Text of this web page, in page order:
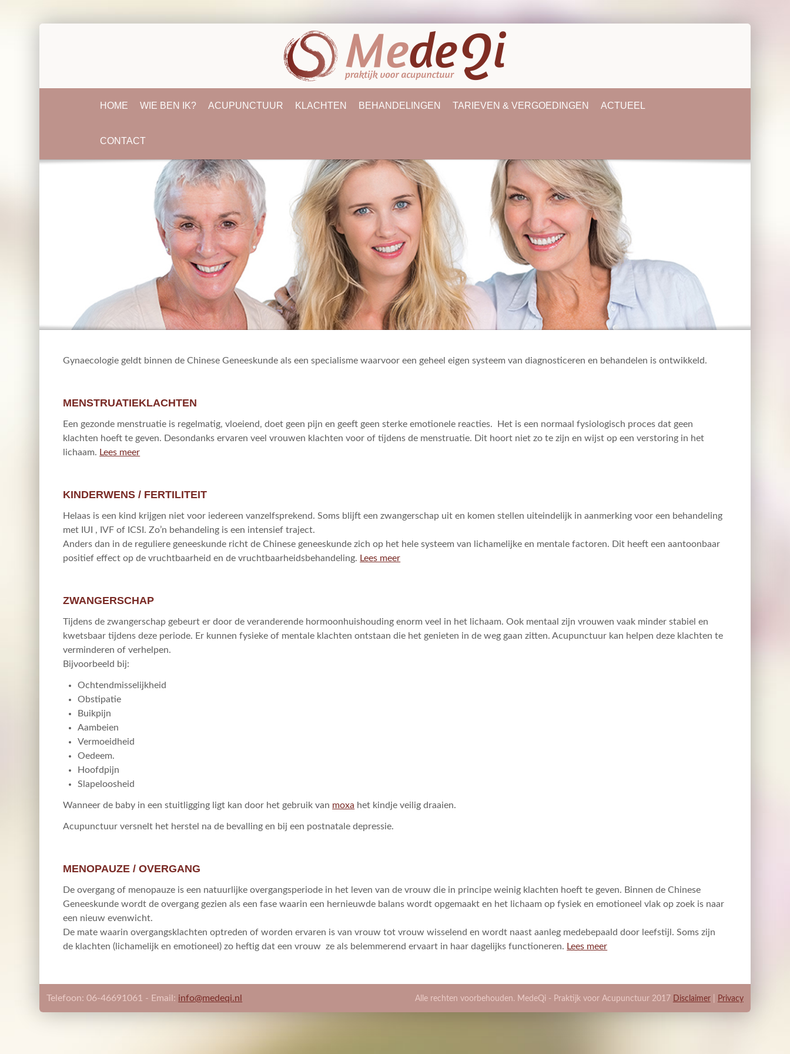
HOME WIE BEN IK? ACUPUNCTUUR KLACHTEN BEHANDELINGEN TARIEVEN & VERGOEDINGEN ACTUEEL
CONTACT
Gynaecologie geldt binnen de Chinese Geneeskunde als een specialisme waarvoor een geheel eigen systeem van diagnosticeren en behandelen is ontwikkeld.
MENSTRUATIEKLACHTEN
Een gezonde menstruatie is regelmatig, vloeiend, doet geen pijn en geeft geen sterke emotionele reacties. Het is een normaal fysiologisch proces dat geen
klachten hoeft te geven. Desondanks ervaren veel vrouwen klachten voor of tijdens de menstruatie. Dit hoort niet zo te zijn en wijst op een verstoring in het
lichaam. Lees meer
KINDERWENS / FERTILITEIT
Helaas is een kind krijgen niet voor iedereen vanzelfsprekend. Soms blijft een zwangerschap uit en komen stellen uiteindelijk in aanmerking voor een behandeling
met IUI , IVF of ICSI. Zo’n behandeling is een intensief traject.
Anders dan in de reguliere geneeskunde richt de Chinese geneeskunde zich op het hele systeem van lichamelijke en mentale factoren. Dit heeft een aantoonbaar
positief effect op de vruchtbaarheid en de vruchtbaarheidsbehandeling. Lees meer
ZWANGERSCHAP
Tijdens de zwangerschap gebeurt er door de veranderende hormoonhuishouding enorm veel in het lichaam. Ook mentaal zijn vrouwen vaak minder stabiel en
kwetsbaar tijdens deze periode. Er kunnen fysieke of mentale klachten ontstaan die het genieten in de weg gaan zitten. Acupunctuur kan helpen deze klachten te
verminderen of verhelpen.
Bijvoorbeeld bij:
Ochtendmisselijkheid
Obstipatie
Buikpijn
Aambeien
Vermoeidheid
Oedeem.
Hoofdpijn
Slapeloosheid
Wanneer de baby in een stuitligging ligt kan door het gebruik van moxa het kindje veilig draaien.
Acupunctuur versnelt het herstel na de bevalling en bij een postnatale depressie.
MENOPAUZE / OVERGANG
De overgang of menopauze is een natuurlijke overgangsperiode in het leven van de vrouw die in principe weinig klachten hoeft te geven. Binnen de Chinese
Geneeskunde wordt de overgang gezien als een fase waarin een hernieuwde balans wordt opgemaakt en het lichaam op fysiek en emotioneel vlak op zoek is naar
een nieuw evenwicht.
De mate waarin overgangsklachten optreden of worden ervaren is van vrouw tot vrouw wisselend en wordt naast aanleg medebepaald door leefstijl. Soms zijn
de klachten (lichamelijk en emotioneel) zo heftig dat een vrouw ze als belemmerend ervaart in haar dagelijks functioneren. Lees meer
Telefoon: 06-46691061 - Email: info@medeqi.nl Alle rechten voorbehouden. MedeQi - Praktijk voor Acupunctuur 2017 Disclaimer| Privacy